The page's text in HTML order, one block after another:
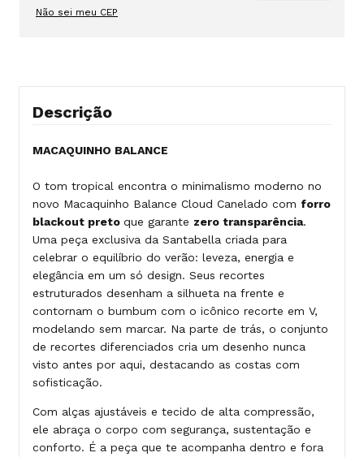
Não sei meu CEP
Descrição
MACAQUINHO BALANCE
O tom tropical encontra o minimalismo moderno no
novo Macaquinho Balance Cloud Canelado com forro
blackout preto que garante zero transparência.
Uma peça exclusiva da Santabella criada para
celebrar o equilíbrio do verão: leveza, energia e
elegância em um só design. Seus recortes
estruturados desenham a silhueta na frente e
contornam o bumbum com o icônico recorte em V,
modelando sem marcar. Na parte de trás, o conjunto
de recortes diferenciados cria um desenho nunca
visto antes por aqui, destacando as costas com
sofisticação.
Com alças ajustáveis e tecido de alta compressão,
ele abraça o corpo com segurança, sustentação e
conforto. É a peça que te acompanha dentro e fora